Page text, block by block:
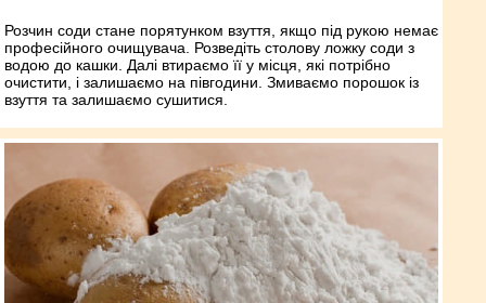
Розчин соди стане порятунком взуття, якщо під рукою немає
професійного очищувача. Розведіть столову ложку соди з
водою до кашки. Далі втираємо її у місця, які потрібно
очистити, і залишаємо на півгодини. Змиваємо порошок із
взуття та залишаємо сушитися.